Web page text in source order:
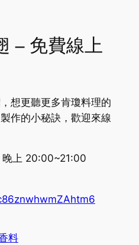
– 免費線上
想更聽更多肯瓊料理的
作的小秘訣，歡迎來線
晚上 20:00~21:00
料